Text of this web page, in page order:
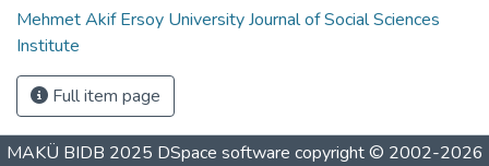
Mehmet Akif Ersoy University Journal of Social Sciences
Institute
Full item page
MAKÜ BIDB 2025 DSpace software copyright © 2002-2026